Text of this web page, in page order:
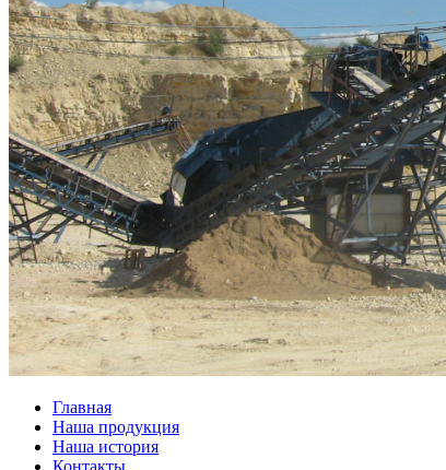
Главная
Наша продукция
Наша история
Контакты